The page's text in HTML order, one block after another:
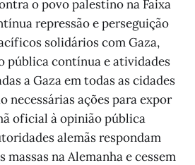
o povo palestino na Faixa
repressão e perseguição
solidários com Gaza,
pública contínua e atividades
a Gaza em todas as cidades
necessárias ações para expor
oficial à opinião pública
alemãs respondam
massas na Alemanha e cessem